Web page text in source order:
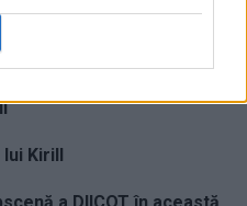
Kirill
a DIICOT în această